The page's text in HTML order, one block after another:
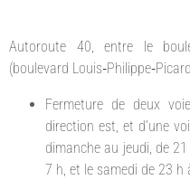
Autoroute 40, entre le
(boulevard
Fermeture de deux
direction est, et d’une
dimanche au jeudi, de
7 h, et le samedi de 23 h